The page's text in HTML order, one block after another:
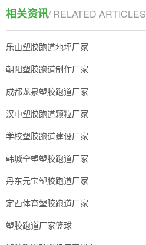
相关资讯/ RELATED ARTICLES
乐山塑胶跑道地坪厂家
朝阳塑胶跑道制作厂家
成都龙泉塑胶跑道厂家
汉中塑胶跑道颗粒厂家
学校塑胶跑道建设厂家
韩城全塑塑胶跑道厂家
丹东元宝塑胶跑道厂家
定西体育塑胶跑道厂家
塑胶跑道厂家篮球